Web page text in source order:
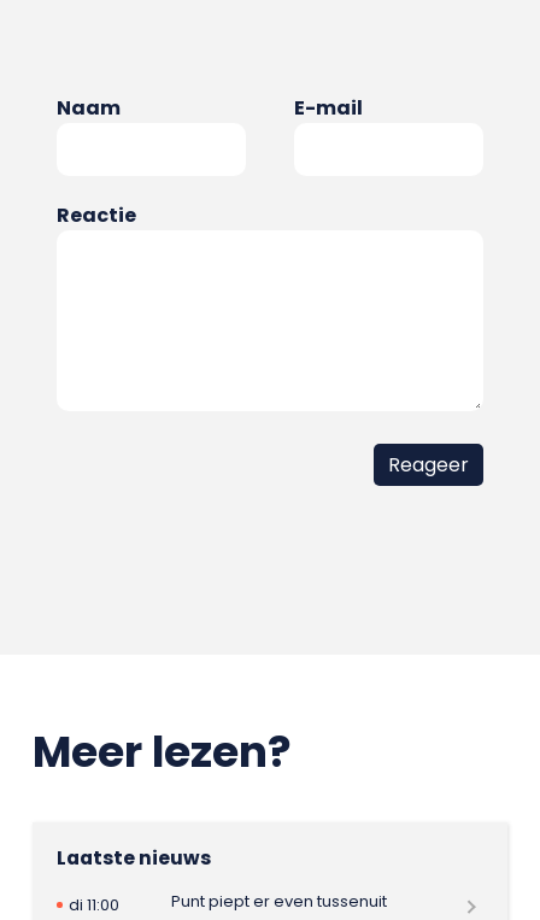
Naam E-mail
Reactie
Meer lezen?
Laatste nieuws
di 11:00
Punt piept er even tussenuit